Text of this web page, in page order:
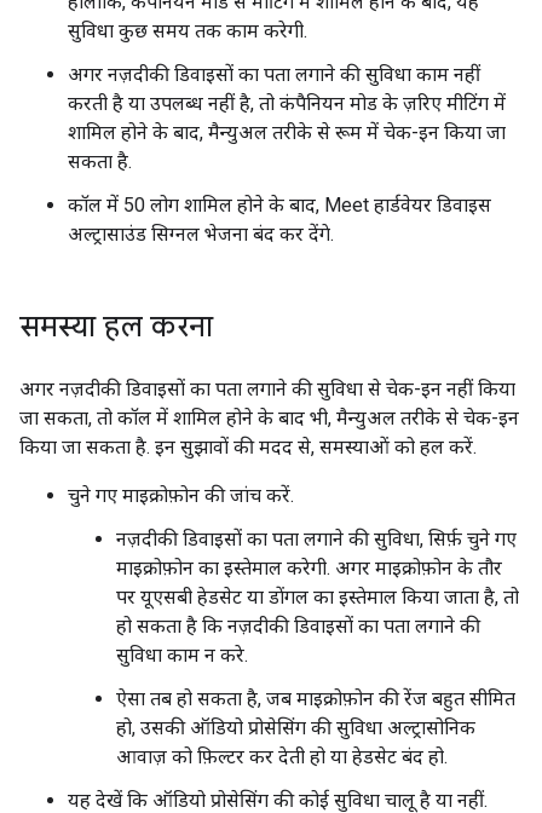
सुविधा कुछ समय तक काम करेगी.
अगर नज़दीकी डिवाइसों का पता लगाने की सुविधा काम नहीं
करती है या उपलब्ध नहीं है, तो कंपैनियन मोड के ज़रिए मीटिंग में
शामिल होने के बाद, मैन्युअल तरीके से रूम में चेक-इन किया जा
सकता है.
कॉल में 50 लोग शामिल होने के बाद, Meet हार्डवेयर डिवाइस
अल्ट्रासाउंड सिग्नल भेजना बंद कर देंगे.
समस्या हल करना
अगर नज़दीकी डिवाइसों का पता लगाने की सुविधा से चेक-इन नहीं किया
जा सकता, तो कॉल में शामिल होने के बाद भी, मैन्युअल तरीके से चेक-इन
किया जा सकता है. इन सुझावों की मदद से, समस्याओं को हल करें.
चुने गए माइक्रोफ़ोन की जांच करें.
नज़दीकी डिवाइसों का पता लगाने की सुविधा, सिर्फ़ चुने गए
माइक्रोफ़ोन का इस्तेमाल करेगी. अगर माइक्रोफ़ोन के तौर
पर यूएसबी हेडसेट या डोंगल का इस्तेमाल किया जाता है, तो
हो सकता है कि नज़दीकी डिवाइसों का पता लगाने की
सुविधा काम न करे.
ऐसा तब हो सकता है, जब माइक्रोफ़ोन की रेंज बहुत सीमित
हो, उसकी ऑडियो प्रोसेसिंग की सुविधा अल्ट्रासोनिक
आवाज़ को फ़िल्टर कर देती हो या हेडसेट बंद हो.
यह देखें कि ऑडियो प्रोसेसिंग की कोई सुविधा चालू है या नहीं.